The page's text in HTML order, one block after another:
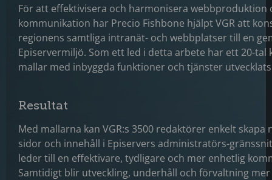
För att effektivisera och harmonisera webbproduktion
kommunikation har Precio Fishbone hjälpt VGR att
regionens samtliga intranät- och webbplatser till en
Episervermiljö. Som ett led i detta arbete har ett 20-tal
mallar med inbyggda funktioner och tjänster
Resultat
Med mallarna kan VGR:s 3500 redaktörer enkelt skapa
sidor och innehåll i Episervers administratörs-
leder till en effektivare, tydligare och mer enhetlig
Samtidigt blir utveckling, underhåll och förvaltning mer